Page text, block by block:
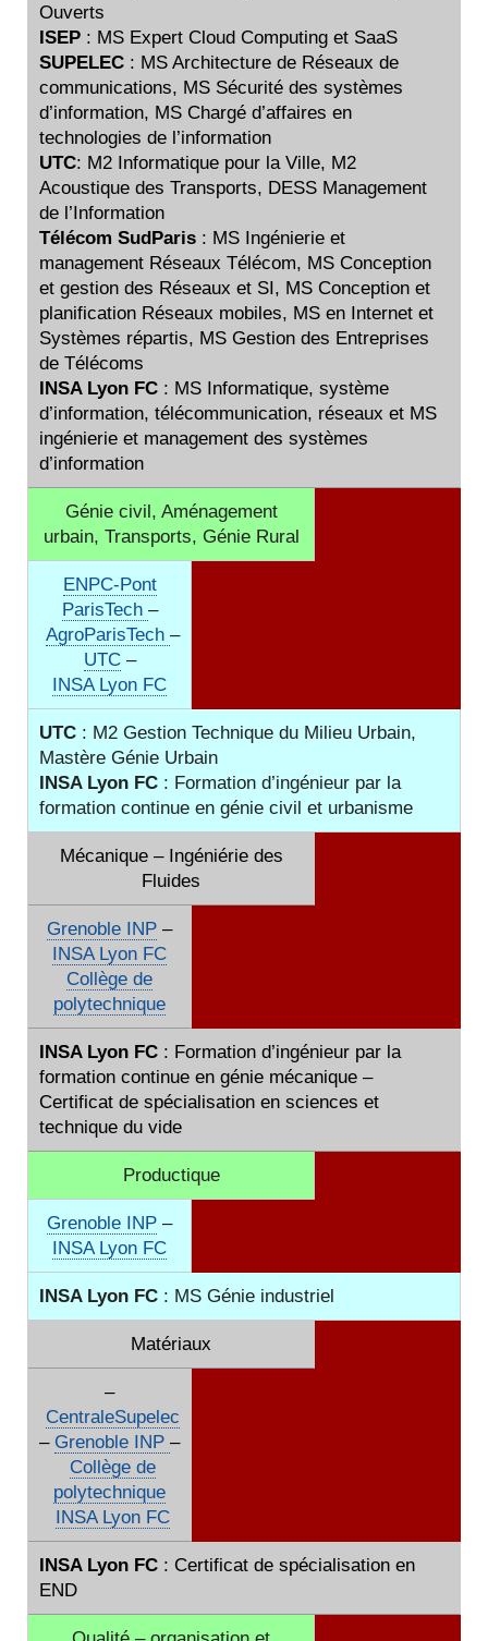
Ouverts
ISEP : MS Expert Cloud Computing et SaaS
SUPELEC : MS Architecture de Réseaux de
communications, MS Sécurité des systèmes
d’information, MS Chargé d’affaires en
technologies de l’information
UTC: M2 Informatique pour la Ville, M2
Acoustique des Transports, DESS Management
de l’Information
Télécom SudParis : MS Ingénierie et
management Réseaux Télécom, MS Conception
et gestion des Réseaux et SI, MS Conception et
planification Réseaux mobiles, MS en Internet et
Systèmes répartis, MS Gestion des Entreprises
de Télécoms
INSA Lyon FC : MS Informatique, système
d’information, télécommunication, réseaux et MS
ingénierie et management des systèmes
d’information
Génie civil, Aménagement
urbain, Transports, Génie Rural
ENPC-Pont
ParisTech –
AgroParisTech –
UTC–
INSA Lyon FC
UTC : M2 Gestion Technique du Milieu Urbain,
Mastère Génie Urbain
INSA Lyon FC : Formation d’ingénieur par la
formation continue en génie civil et urbanisme
Mécanique – Ingéniérie des
Fluides
Grenoble INP –
INSA Lyon FC
Collège de
polytechnique
INSA Lyon FC : Formation d’ingénieur par la
formation continue en génie mécanique –
Certificat de spécialisation en sciences et
technique du vide
Productique
Grenoble INP –
INSA Lyon FC
INSA Lyon FC : MS Génie industriel
Matériaux
–
CentraleSupelec
– Grenoble INP –
Collège de
polytechnique
INSA Lyon FC
INSA Lyon FC : Certificat de spécialisation en
END